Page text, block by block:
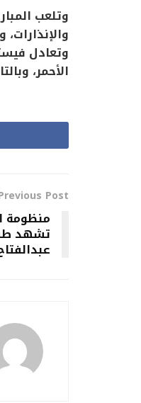
وتعادل
الأحمر،
Post
منظومة
تشهد